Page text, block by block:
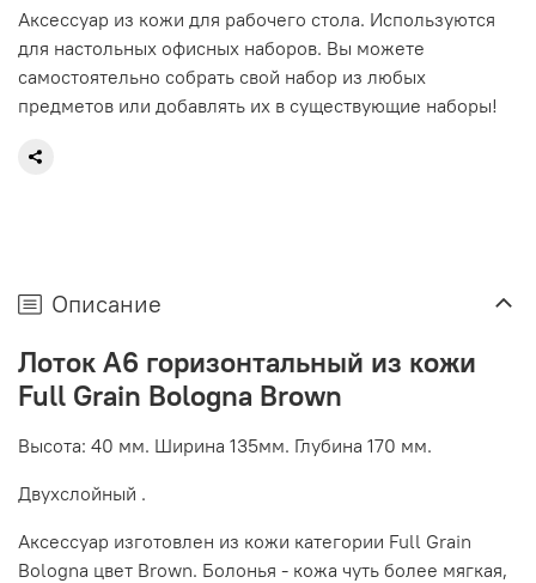
Аксессуар из кожи для рабочего стола. Используются
для настольных офисных наборов. Вы можете
самостоятельно собрать свой набор из любых
предметов или добавлять их в существующие наборы!
Описание
Лоток А6 горизонтальный из кожи
Full Grain Bologna Brown
Высота: 40 мм. Ширина 135мм. Глубина 170 мм.
Двухслойный .
Аксессуар изготовлен из кожи категории Full Grain
Bologna цвет Brown. Болонья - кожа чуть более мягкая,